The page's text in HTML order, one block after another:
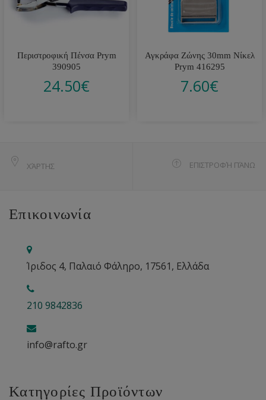
Περιστροφική Πένσα Prym
390905
24.50€
Αγκράφα Ζώνης 30mm Νίκελ
Prym 416295
7.60€
ΧΆΡΤΗΣ ΕΠΙΣΤΡΟΦΉ ΠΆΝΩ
Επικοινωνία
Ίριδος 4, Παλαιό Φάληρο, 17561, Ελλάδα
210 9842836
info@rafto.gr
Κατηγορίες Προϊόντων